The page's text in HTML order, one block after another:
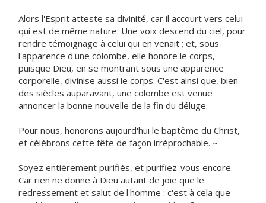
Alors l'Esprit atteste sa divinité, car il accourt vers celui
qui est de même nature. Une voix descend du ciel, pour
rendre témoignage à celui qui en venait ; et, sous
l'apparence d'une colombe, elle honore le corps,
puisque Dieu, en se montrant sous une apparence
corporelle, divinise aussi le corps. C'est ainsi que, bien
des siècles auparavant, une colombe est venue
annoncer la bonne nouvelle de la fin du déluge.
Pour nous, honorons aujourd'hui le baptême du Christ,
et célébrons cette fête de façon irréprochable. ~
Soyez entièrement purifiés, et purifiez-vous encore.
Car rien ne donne à Dieu autant de joie que le
redressement et salut de l'homme : c'est à cela que